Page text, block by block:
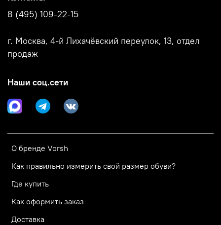
О бренде Vorsh
Как правильно измерить свой размер обуви?
Где купить
Как оформить заказ
Доставка
8 (495) 109-22-15
г. Москва, 4-й Лихачёвский переулок, 13, отдел
продаж
Наши соц.сети